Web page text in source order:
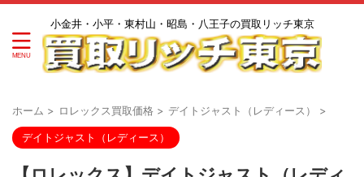
小金井・小平・東村山・昭島・八王子の買取リッチ東京
ホーム > ロレックス買取価格 > デイトジャスト（レディース） >
デイトジャスト（レディース）